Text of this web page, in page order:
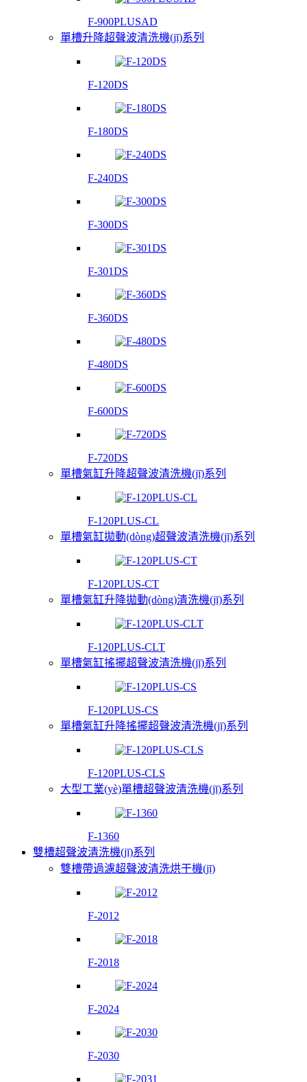
F-900PLUSAD
單槽升降超聲波清洗機(jī)系列
F-120DS
F-180DS
F-240DS
F-300DS
F-301DS
F-360DS
F-480DS
F-600DS
F-720DS
單槽氣缸升降超聲波清洗機(jī)系列
F-120PLUS-CL
單槽氣缸拋動(dòng)超聲波清洗機(jī)系列
F-120PLUS-CT
單槽氣缸升降拋動(dòng)清洗機(jī)系列
F-120PLUS-CLT
單槽氣缸搖擺超聲波清洗機(jī)系列
F-120PLUS-CS
單槽氣缸升降搖擺超聲波清洗機(jī)系列
F-120PLUS-CLS
大型工業(yè)單槽超聲波清洗機(jī)系列
F-1360
雙槽超聲波清洗機(jī)系列
雙槽帶過濾超聲波清洗烘干機(jī)
F-2012
F-2018
F-2024
F-2030